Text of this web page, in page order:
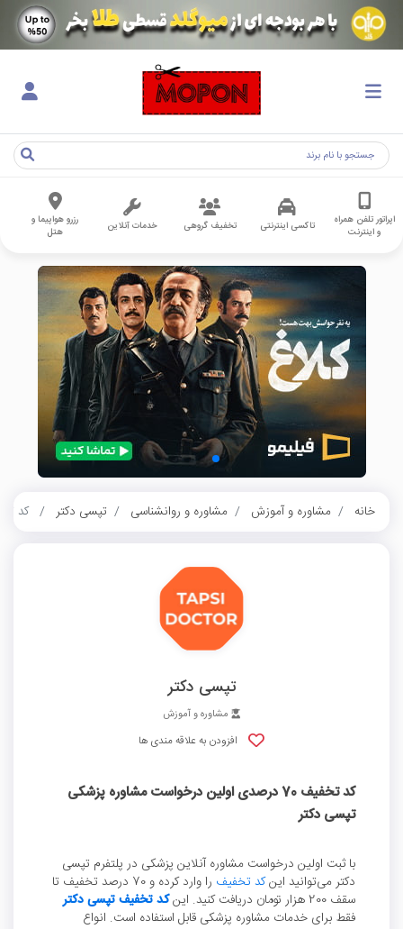
اپراتور تلفن همراه
و اینترنت
تاکسی اینترنتی تخفیف گروهی خدمات آنلاین
رزرو هواپیما و
هتل
خانه مشاوره و آموزش مشاوره و روانشناسی تپسی دکتر کد تخفیف 70 درصدی اولین
تپسی دکتر
مشاوره و آموزش
افزودن به علاقه مندی ها
کد تخفیف 70 درصدی اولین درخواست مشاوره پزشکی
تپسی دکتر
با ثبت اولین درخواست مشاوره آنلاین پزشکی در پلتفرم تپسی
دکتر می‌توانید اینکد تخفیف
را وارد کرده و 70 درصد تخفیف تا
سقف 200 هزار تومان دریافت کنید. این
کد تخفیف تپسی دکتر
فقط برای خدمات مشاوره پزشکی قابل استفاده است. انواع